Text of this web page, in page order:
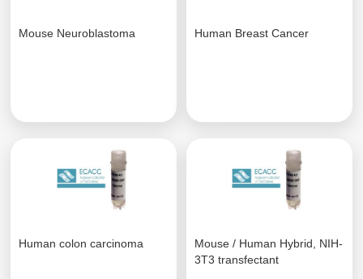
Mouse Neuroblastoma Human Breast Cancer
Human colon carcinoma
Mouse / Human Hybrid, NIH-
3T3 transfectant